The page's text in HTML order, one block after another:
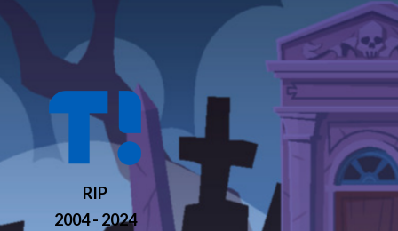
RIP
2004 - 2024